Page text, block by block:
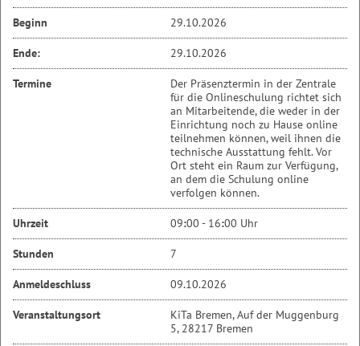
Beginn 29.10.2026
Ende: 29.10.2026
Termine
Der Präsenztermin in der Zentrale
für die Onlineschulung richtet sich
an Mitarbeitende, die weder in der
Einrichtung noch zu Hause online
teilnehmen können, weil ihnen die
technische Ausstattung fehlt. Vor
Ort steht ein Raum zur Verfügung,
an dem die Schulung online
verfolgen können.
Uhrzeit 09:00 - 16:00 Uhr
Stunden 7
Anmeldeschluss 09.10.2026
Veranstaltungsort
KiTa Bremen, Auf der Muggenburg
5, 28217 Bremen